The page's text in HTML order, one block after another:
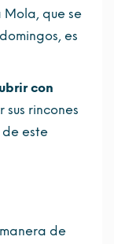
Mola, que se
es
con
rincones
de este
de